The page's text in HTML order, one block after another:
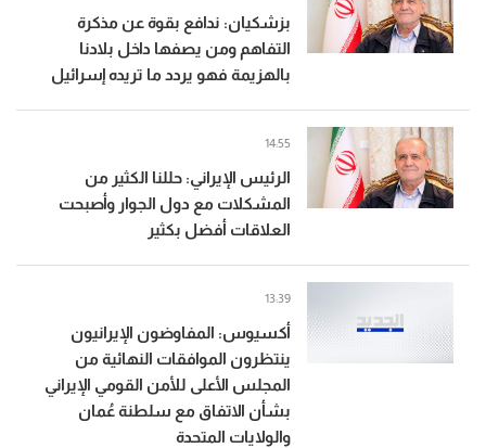
بزشكيان: ندافع بقوة عن مذكرة
التفاهم ومن يصفها داخل بلادنا
بالهزيمة فهو يردد ما تريده إسرائيل
الرئيس الإيراني: حللنا الكثير من
المشكلات مع دول الجوار وأصبحت
العلاقات أفضل بكثير
14:55
أكسيوس: المفاوضون الإيرانيون
ينتظرون الموافقات النهائية من
المجلس الأعلى للأمن القومي الإيراني
بشأن الاتفاق مع سلطنة عُمان
والولايات المتحدة
13:39